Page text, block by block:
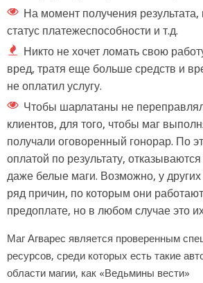
На момент получения результата,
статус платежеспособности и т.д.
Никто не хочет ломать свою
вред, тратя еще больше средств и
не оплатил услугу.
Чтобы шарлатаны не
клиентов, для того, чтобы маг
получали оговоренный гонорар. По
оплатой по результату,
даже белые маги. Возможно, у
ряд причин, по которым они
предоплате, но в любом случае это
Маг Агварес является проверенным
ресурсов, среди которых есть такие
области магии, как «Ведьмины вести»